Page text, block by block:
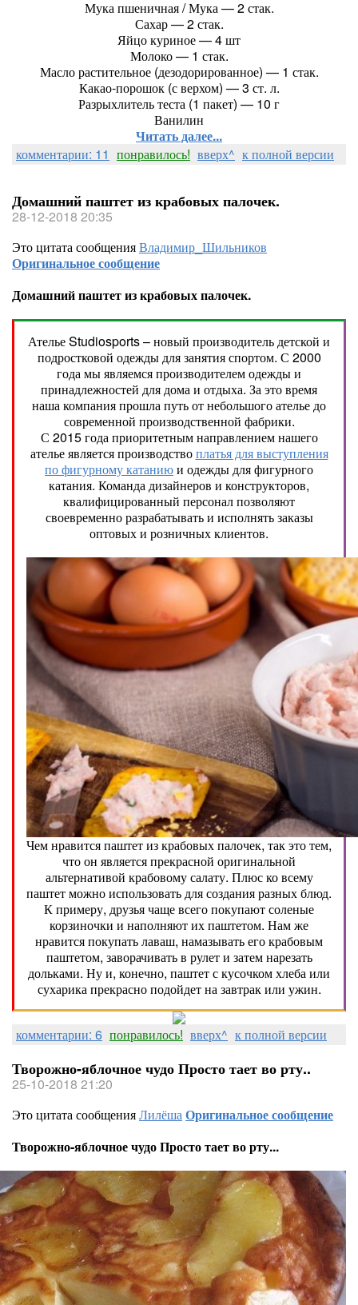
Мука пшеничная / Мука — 2 стак.
Сахар — 2 стак.
Яйцо куриное — 4 шт
Молоко — 1 стак.
Масло растительное (дезодорированное) — 1 стак.
Какао-порошок (с верхом) — 3 ст. л.
Разрыхлитель теста (1 пакет) — 10 г
Ванилин
Читать далее...
комментарии: 11 понравилось! вверх^ к полной версии
Домашний паштет из крабовых палочек.
28-12-2018 20:35
Это цитата сообщенияВладимир_Шильников
Оригинальное сообщение
Домашний паштет из крабовых палочек.
Ателье Studiosports – новый производитель детской и
подростковой одежды для занятия спортом. С 2000
года мы являемся производителем одежды и
принадлежностей для дома и отдыха. За это время
наша компания прошла путь от небольшого ателье до
современной производственной фабрики.
С 2015 года приоритетным направлением нашего
ателье является производствоплатья для выступления
по фигурному катаниюи одежды для фигурного
катания. Команда дизайнеров и конструкторов,
квалифицированный персонал позволяют
своевременно разрабатывать и исполнять заказы
оптовых и розничных клиентов.
Чем нравится паштет из крабовых палочек, так это тем,
что он является прекрасной оригинальной
альтернативой крабовому салату. Плюс ко всему
паштет можно использовать для создания разных блюд.
К примеру, друзья чаще всего покупают соленые
корзиночки и наполняют их паштетом. Нам же
нравится покупать лаваш, намазывать его крабовым
паштетом, заворачивать в рулет и затем нарезать
дольками. Ну и, конечно, паштет с кусочком хлеба или
сухарика прекрасно подойдет на завтрак или ужин.
комментарии: 6 понравилось! вверх^ к полной версии
Творожно-яблочное чудо Просто тает во рту..
25-10-2018 21:20
Это цитата сообщенияЛилёшаОригинальное сообщение
Творожно-яблочное чудо Просто тает во рту...